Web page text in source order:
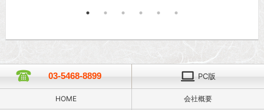
03-5468-8899 PC版
HOME 会社概要